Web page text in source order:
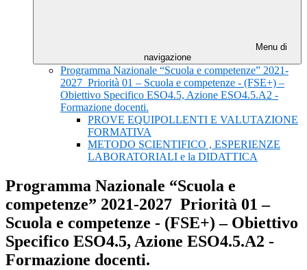
Menu di
navigazione
Programma Nazionale “Scuola e competenze” 2021-
2027 Priorità 01 – Scuola e competenze - (FSE+) –
Obiettivo Specifico ESO4.5, Azione ESO4.5.A2 -
Formazione docenti.
PROVE EQUIPOLLENTI E VALUTAZIONE
FORMATIVA
METODO SCIENTIFICO , ESPERIENZE
LABORATORIALI e la DIDATTICA
Programma Nazionale “Scuola e
competenze” 2021-2027 Priorità 01 –
Scuola e competenze - (FSE+) – Obiettivo
Specifico ESO4.5, Azione ESO4.5.A2 -
Formazione docenti.